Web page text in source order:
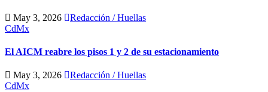
May 3, 2026
Redacción / Huellas
CdMx
El AICM reabre los pisos 1 y 2 de su estacionamiento
May 3, 2026
Redacción / Huellas
CdMx